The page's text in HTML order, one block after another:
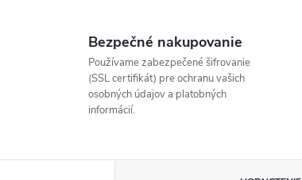
Bezpečné nakupovanie
Používame zabezpečené šifrovanie
(SSL certifikát) pre ochranu vašich
osobných údajov a platobných
informácií.